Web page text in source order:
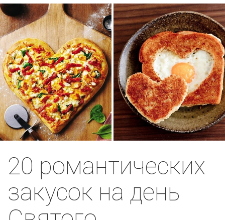
20 романтических
закусок на день